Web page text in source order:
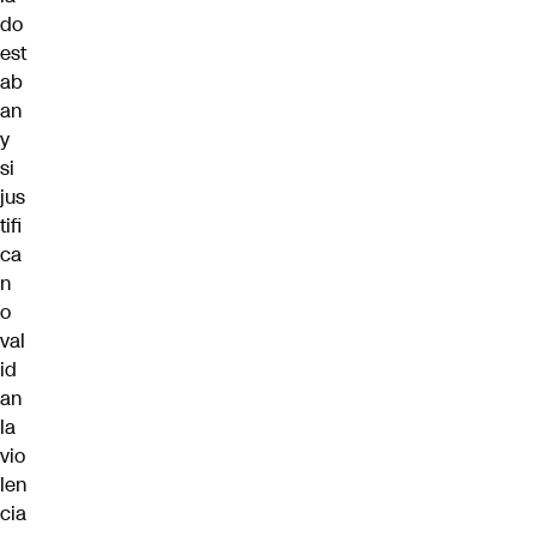
do
est
ab
an
y
si
jus
tifi
ca
n
o
val
id
an
la
vio
len
cia